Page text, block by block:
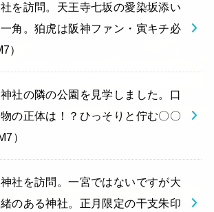
社を訪問。天王寺七坂の愛染坂添い
角。狛虎は阪神ファン・寅キチ必
）
神社の隣の公園を見学しました。口
の正体は！？ひっそりと佇む〇〇
）
神社を訪問。一宮ではないですが大
のある神社。正月限定の干支朱印